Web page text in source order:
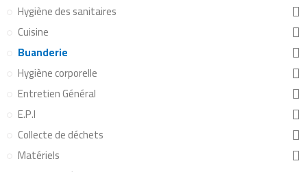
Hygiène des sanitaires
Cuisine
Buanderie
Hygiène corporelle
Entretien Général
E.P.I
Collecte de déchets
Matériels